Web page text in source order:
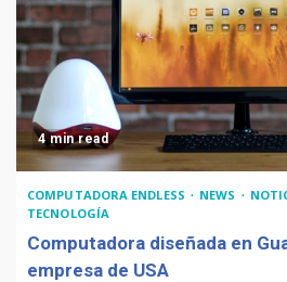
4 min read
COMPUTADORA ENDLESS NEWS
TECNOLOGÍA
Computadora diseñada en
empresa de USA